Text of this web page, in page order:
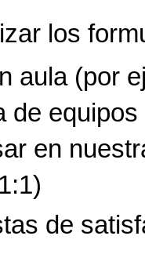
los
aula (por
de
en
de